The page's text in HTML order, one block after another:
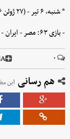
* شنبه، ۶ تیر - (۲۷ ژوئن ۲۰۲۶)
- بازی ۶۳: مصر - ایران - ساعت ۶:۳۰ بامداد به وقت تهران - استادیوم سیاتل
۰ A
هم رسانی این